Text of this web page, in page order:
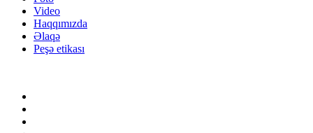
Video
Haqqımızda
Əlaqə
Peşə etikası